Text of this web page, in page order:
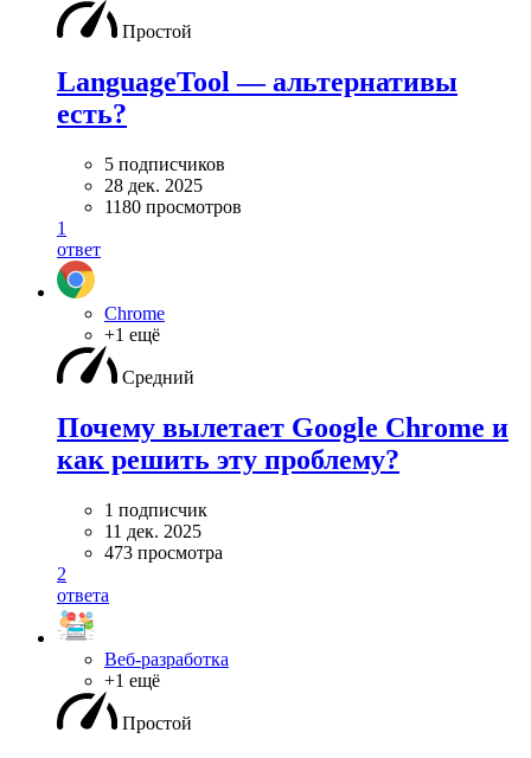
Простой
LanguageTool — альтернативы
есть?
5 подписчиков
28 дек. 2025
1180 просмотров
1
ответ
Chrome
+1 ещё
Средний
Почему вылетает Google Chrome и
как решить эту проблему?
1 подписчик
11 дек. 2025
473 просмотра
2
ответа
Веб-разработка
+1 ещё
Простой